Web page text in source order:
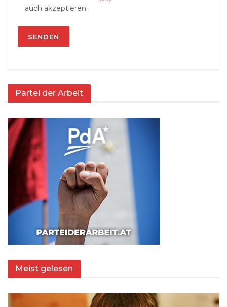
auch akzeptieren.
Partei der Arbeit
Meist gelesen